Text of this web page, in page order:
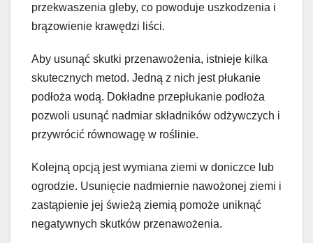
przekwaszenia gleby, co powoduje uszkodzenia i
brązowienie krawędzi liści.
Aby usunąć skutki przenawożenia, istnieje kilka
skutecznych metod. Jedną z nich jest płukanie
podłoża wodą. Dokładne przepłukanie podłoża
pozwoli usunąć nadmiar składników odżywczych i
przywrócić równowagę w roślinie.
Kolejną opcją jest wymiana ziemi w doniczce lub
ogrodzie. Usunięcie nadmiernie nawożonej ziemi i
zastąpienie jej świeżą ziemią pomoże uniknąć
negatywnych skutków przenawożenia.